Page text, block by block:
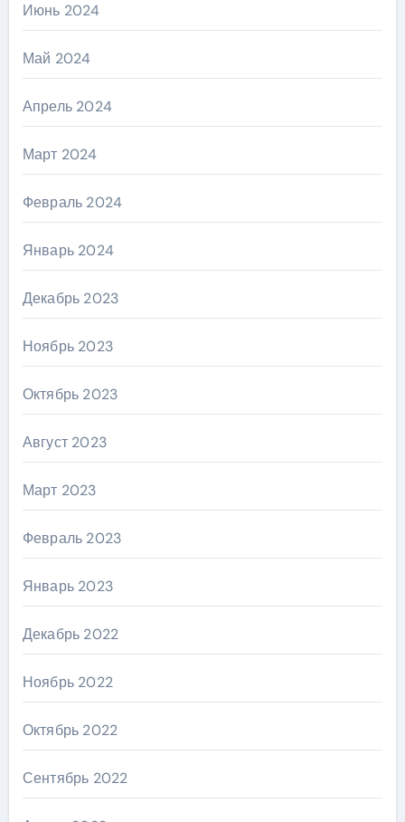
Июнь 2024
Май 2024
Апрель 2024
Март 2024
Февраль 2024
Январь 2024
Декабрь 2023
Ноябрь 2023
Октябрь 2023
Август 2023
Март 2023
Февраль 2023
Январь 2023
Декабрь 2022
Ноябрь 2022
Октябрь 2022
Сентябрь 2022